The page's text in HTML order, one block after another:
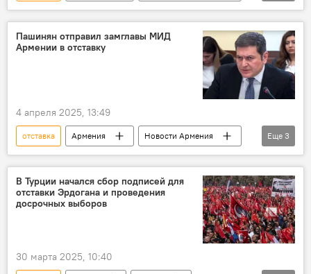
Политика
мэр
Ереван
Пашинян отправил замглавы МИД
Армении в отставку
4 апреля 2025, 13:49
отставка Армения
Новости Армения
Политика
МИД Пашинян Никол
Еще 3
В Турции начался сбор подписей для
отставки Эрдогана и проведения
досрочных выборов
30 марта 2025, 10:40